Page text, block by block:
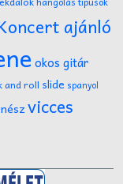
ajánló
okos gitár
and roll slide spanyol
vicces